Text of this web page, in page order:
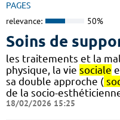
PAGES
relevance: 50%
Soins de
les traitements et la
physique, la vie sociale
sa double approche (
de la socio-
18/02/2026 15:25